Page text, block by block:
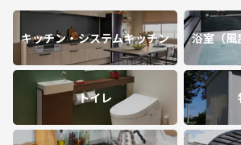
キッチン・システムキッチン 浴室（風
トイレ